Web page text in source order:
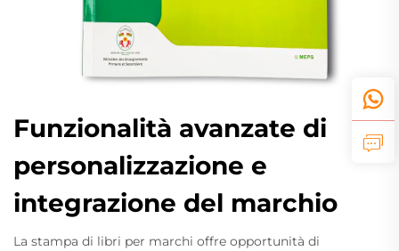
Funzionalità avanzate di
personalizzazione e
integrazione del marchio
La stampa di libri per marchi offre opportunità di